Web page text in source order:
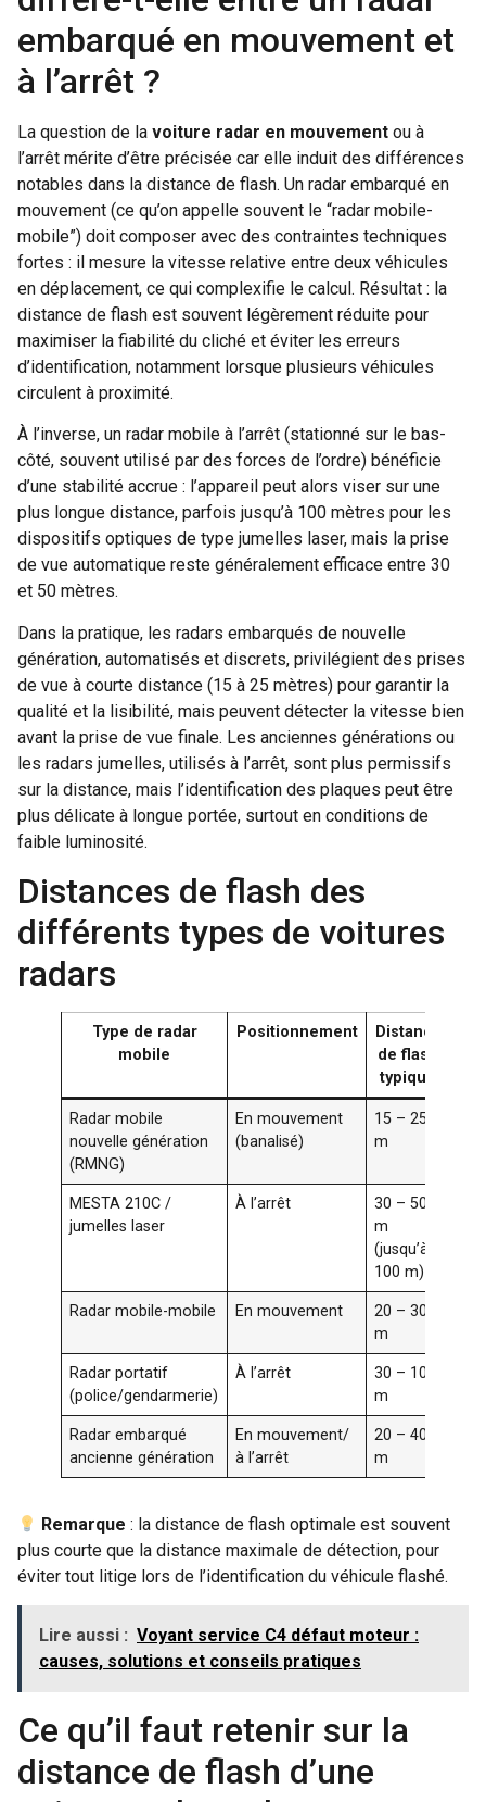
embarqué en mouvement et
à l’arrêt ?
La question de la voiture radar en mouvement ou à
l’arrêt mérite d’être précisée car elle induit des différences
notables dans la distance de flash. Un radar embarqué en
mouvement (ce qu’on appelle souvent le “radar mobile-
mobile”) doit composer avec des contraintes techniques
fortes : il mesure la vitesse relative entre deux véhicules
en déplacement, ce qui complexifie le calcul. Résultat : la
distance de flash est souvent légèrement réduite pour
maximiser la fiabilité du cliché et éviter les erreurs
d’identification, notamment lorsque plusieurs véhicules
circulent à proximité.
À l’inverse, un radar mobile à l’arrêt (stationné sur le bas-
côté, souvent utilisé par des forces de l’ordre) bénéficie
d’une stabilité accrue : l’appareil peut alors viser sur une
plus longue distance, parfois jusqu’à 100 mètres pour les
dispositifs optiques de type jumelles laser, mais la prise
de vue automatique reste généralement efficace entre 30
et 50 mètres.
Dans la pratique, les radars embarqués de nouvelle
génération, automatisés et discrets, privilégient des prises
de vue à courte distance (15 à 25 mètres) pour garantir la
qualité et la lisibilité, mais peuvent détecter la vitesse bien
avant la prise de vue finale. Les anciennes générations ou
les radars jumelles, utilisés à l’arrêt, sont plus permissifs
sur la distance, mais l’identification des plaques peut être
plus délicate à longue portée, surtout en conditions de
faible luminosité.
Distances de flash des
différents types de voitures
radars
Type de radar
mobile
Positionnement
Distance
de flash
typique
Radar mobile
nouvelle génération
(RMNG)
En mouvement
(banalisé)
15 – 25
m
MESTA 210C /
jumelles laser
À l’arrêt
30 – 50
m
(jusqu’à
100 m)
Radar mobile-mobile En mouvement
20 – 30
m
Radar portatif
(police/gendarmerie)
À l’arrêt
30 – 100
m
Radar embarqué
ancienne génération
En mouvement/
à l’arrêt
20 – 40
m
Remarque : la distance de flash optimale est souvent
plus courte que la distance maximale de détection, pour
éviter tout litige lors de l’identification du véhicule flashé.
Lire aussi : Voyant service C4 défaut moteur :
causes, solutions et conseils pratiques
Ce qu’il faut retenir sur la
distance de flash d’une